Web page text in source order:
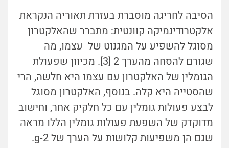
הסיבה לחריגה מוסברת בעזרת תאוריה הנקראת
אלקטרודינמיקה קוונטית: מתברר שהאלקטרון
מסוגל להשפיע על המגנוט של עצמו, מה
שגורם להסחה מהערך 2 [3]. מכיוון שפעולת
הגומלין של האלקטרון עם עצמו היא חלשה, הרי
שהסטייה היא קלה. בנוסף, האלקטרון מסוגל
לבצע פעולות גומלין עם כל חלקיק אחר, וחישוב
מדוקדק של השפעת פעולות גומלין הללו מראה
שגם הן משפיעות קלושות על הערך של g-2.